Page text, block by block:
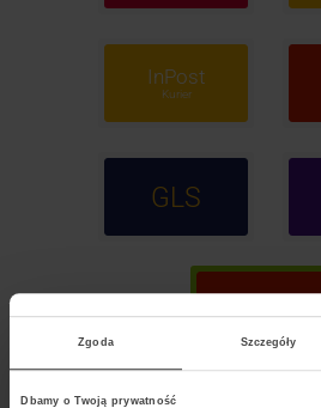
Zgoda Szczegóły
Dbamy o Twoją prywatność
InPost
Kurier
GLS
Polska